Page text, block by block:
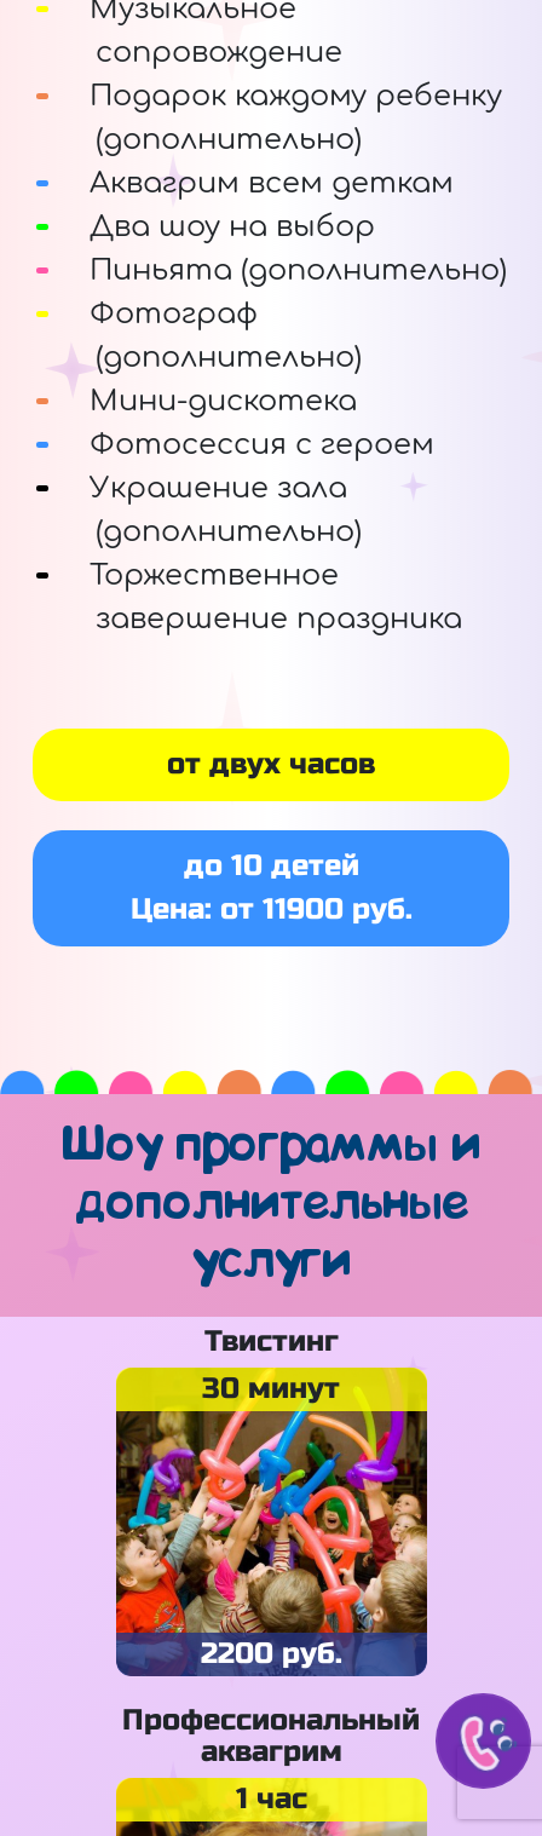
Музыкальное
сопровождение
Подарок каждому ребенку
(дополнительно)
Аквагрим всем деткам
Два шоу на выбор
Пиньята (дополнительно)
Фотограф
(дополнительно)
Мини-дискотека
Фотосессия с героем
Украшение зала
(дополнительно)
Торжественное
завершение праздника
от двух часов
до 10 детей
Цена: от 11900 руб.
Шоу программы и
дополнительные
услуги
Твистинг
30 минут
2200 руб.
Профессиональный
аквагрим
1 час